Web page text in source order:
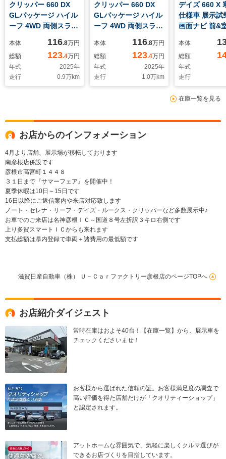
クリッパー 660 DX
GLパッケージ ハイル
ーフ 4WD 両側スライ
ー CD LEDヘッドライ
ト 衝突被害軽減ブレ
ーキ 踏み間違い防止
装置走行距離無制限2
年保証衝突被害軽減ブ
シスト 当社使用車
リモコンキー
本体 116.8万円
総額
123.4万円
年式
2025年
走行
0.9万km
クリッパー 660 DX
GLパッケージ ハイル
ーフ 4WD 両側スライ
ー CD LEDヘッドライ
ト 衝突被害軽減ブレ
ーキ 踏み間違い防止
装置走行距離無制限2
年保証衝突被害軽減ブ
シスト 当社使用車
リモコンキー
本体 116.8万円
総額
123.4万円
年式
2025年
走行
1.0万km
デイズ 660 X
仕様車 展示試
画面ナビ 前&
メラ 衝突衝
減ブレーキ踏
防止装置 車線
報 オートエアコン ハ
イビームアシ
距離無制限2
本体
総額
年式
走行
在庫一覧を見る
お店からのインフォメーション
4月より店舗、展示場が移転しております
南彦根店併設です
彦根市高宮町１４４８
３１日まで『サマーフェア』を開催中！
夏季休暇は10日～15日です
16日以降にご返信案内や来店対応致します
ノート・セレナ・リーフ・デイズ・ルークス・クリッパーなど多数展示中♪
お車でのご来店は名神彦根ＩＣ～国道８号左折訳３キロ右側です
上り多賀スマートＩＣからも来れます
支払総額は県内登録で車両＋諸費用の最低額です
滋賀日産自動車（株） Ｕ－Ｃａｒファクトリー彦根店のページTOPへ
お店紹介ダイジェスト
常時在庫はおよそ40台！【在庫一覧】から、展示車を
チェックくださいませ！
お客様から選ばれた信頼の証。お客様満足度の調査で
高い評価を得た店舗だけが「クオリティーショップ」
と認定されます。
アットホームな雰囲気で、気軽に楽しくクルマ選びが
できるお店づくりを目指しています。